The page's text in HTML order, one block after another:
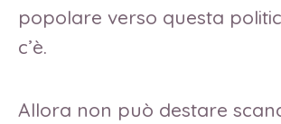
popolare verso questa
c’è.
Allora non può destare